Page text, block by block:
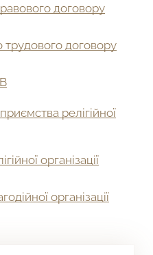
договору
трудового договору
релігійної
організації
організації